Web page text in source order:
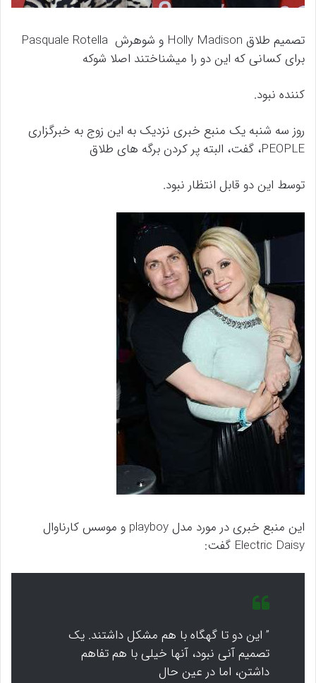
تصمیم طلاق Holly Madison و شوهرش Pasquale Rotella
برای کسانی که این دو را میشناختند اصلا شوکه
کننده نبود.
روز سه شنبه یک منبع خبری نزدیک به این زوج به خبرگزاری
PEOPLE، گفت، البته پر کردن برگه های طلاق
توسط این دو قابل انتظار نبود.
این منبع خبری در مورد مدل playboy و موسس کارناوال
Electric Daisy گفت:
” این دو تا گهگاه با هم مشکل داشتند. یک
تصمیم آنی نبود، آنها خیلی با هم تفاهم
داشتن، اما در عین حال